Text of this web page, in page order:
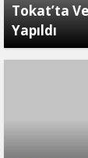
Tokat’ta
Yapıldı